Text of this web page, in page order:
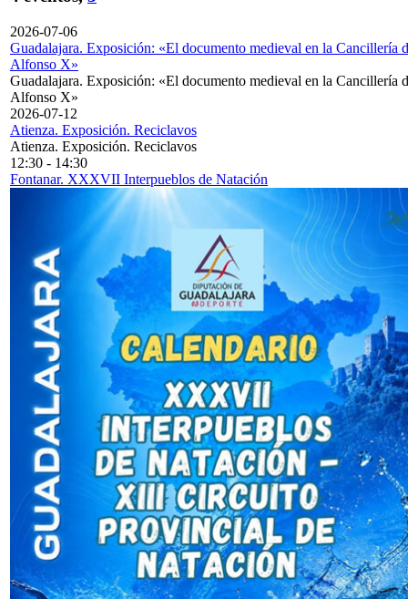
2026-07-06
Guadalajara. Exposición: «El documento medieval en la Cancillería
Alfonso X»
Guadalajara. Exposición: «El documento medieval en la Cancillería
Alfonso X»
2026-07-12
Atienza. Exposición. Reciclavos
Atienza. Exposición. Reciclavos
12:30 - 14:30
Fontanar. XXXVII Interpueblos de Natación